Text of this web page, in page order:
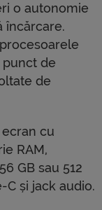
o autonomie
încărcare.
punct de
de
cu
RAM,
GB sau 512
C și jack audio.